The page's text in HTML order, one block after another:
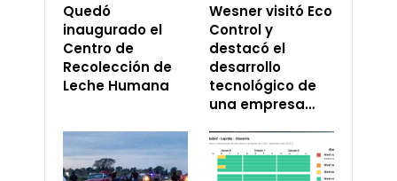
Quedó
inaugurado el
Centro de
Recolección de
Leche Humana
Wesner visitó Eco
Control y
destacó el
desarrollo
tecnológico de
una empresa…